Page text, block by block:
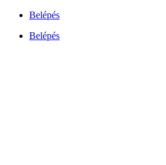
Ugrás
tartalomhoz
Belépés
Belépés